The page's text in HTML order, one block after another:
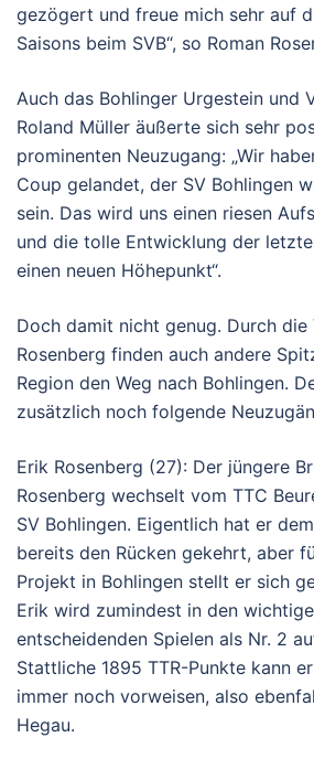
gezögert und freue mich sehr auf
Saisons beim SVB“, so Roman
Auch das Bohlinger Urgestein und
Roland Müller äußerte sich sehr
prominenten Neuzugang: „Wir
Coup gelandet, der SV Bohlingen
sein. Das wird uns einen riesen
und die tolle Entwicklung der
einen neuen Höhepunkt“.
Doch damit nicht genug. Durch
Rosenberg finden auch andere
Region den Weg nach Bohlingen.
zusätzlich noch folgende
Erik Rosenberg (27): Der jüngere
Rosenberg wechselt vom TTC
SV Bohlingen. Eigentlich hat er
bereits den Rücken gekehrt, aber
Projekt in Bohlingen stellt er sich
Erik wird zumindest in den
entscheidenden Spielen als Nr. 2
Stattliche 1895 TTR-Punkte kann
immer noch vorweisen, also
Hegau.